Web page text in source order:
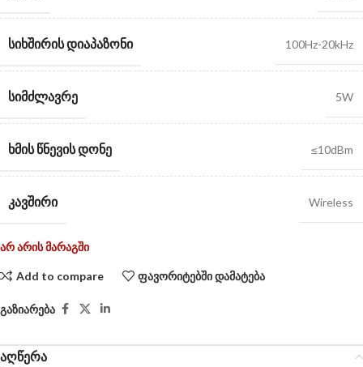
ᲡᲘᲮᲨᲘᲠᲘᲡ ᲓᲘᲐᲞᲐᲖᲝᲜᲘ 100Hz-20kHz
ᲡᲘᲛᲫᲚᲐᲕᲠᲔ 5W
ᲮᲛᲘᲡ ᲬᲜᲔᲕᲘᲡ ᲓᲝᲜᲔ ≤10dBm
ᲙᲐᲕᲨᲘᲠᲘ Wireless
არ არის მარაგში
Add to compare ფავორიტებში დამატება
გაზიარება
აღწერა